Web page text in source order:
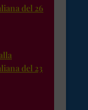
del 26
del 23